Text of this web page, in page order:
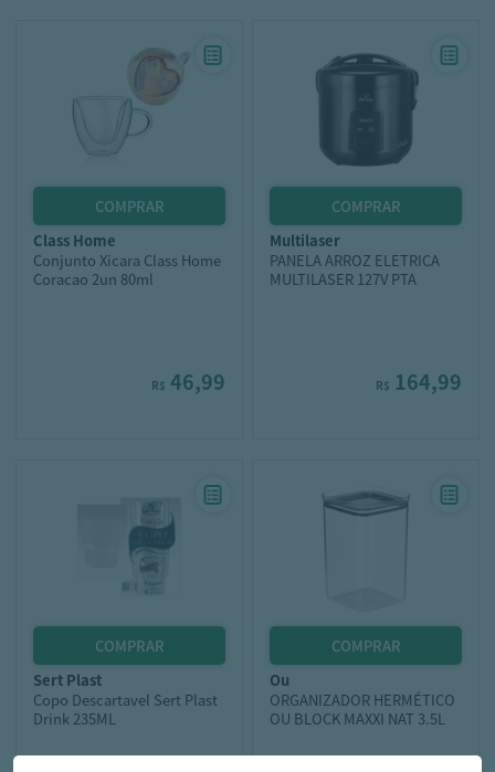
class home
Conjunto Xicara Class Home
Coracao 2un 80ml
R$ 46,99
multilaser
PANELA ARROZ ELETRICA
MULTILASER 127V PTA
R$ 164,99
sert plast
Copo Descartavel Sert Plast
Drink 235ML
ou
ORGANIZADOR HERMÉTICO
OU BLOCK MAXXI NAT 3.5L